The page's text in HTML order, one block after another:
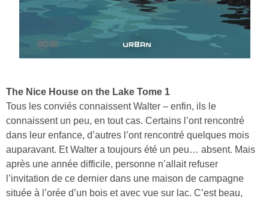
The Nice House on the Lake Tome 1
Tous les conviés connaissent Walter – enfin, ils le
connaissent un peu, en tout cas. Certains l’ont rencontré
dans leur enfance, d’autres l’ont rencontré quelques mois
auparavant. Et Walter a toujours été un peu… absent. Mais
après une année difficile, personne n’allait refuser
l’invitation de ce dernier dans une maison de campagne
située à l’orée d’un bois et avec vue sur lac. C’est beau,